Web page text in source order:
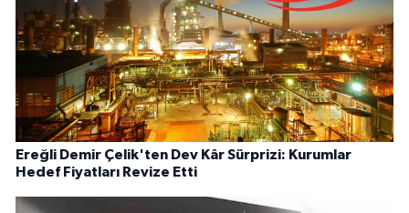
Ereğli Demir Çelik'ten Dev Kâr Sürprizi: Kurumlar
Hedef Fiyatları Revize Etti